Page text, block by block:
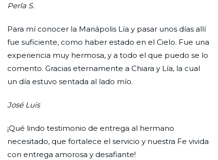
Perla S.
Para mí conocer la Mariápolis Lía y pasar unos días allí
fue suficiente, como haber estado en el Cielo. Fue una
experiencia muy hermosa, y a todo el que puedo se lo
comento. Gracias eternamente a Chiara y Lía, la cual
un día estuvo sentada al lado mío.
José Luis
¡Qué lindo testimonio de entrega al hermano
necesitado, que fortalece el servicio y nuestra Fe vivida
con entrega amorosa y desafiante!